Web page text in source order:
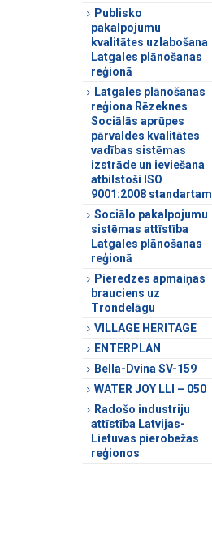
Publisko
pakalpojumu
kvalitātes uzlabošana
Latgales plānošanas
reģionā
Latgales plānošanas
reģiona Rēzeknes
Sociālās aprūpes
pārvaldes kvalitātes
vadības sistēmas
izstrāde un ieviešana
atbilstoši ISO
9001:2008 standartam
Sociālo pakalpojumu
sistēmas attīstība
Latgales plānošanas
reģionā
Pieredzes apmaiņas
brauciens uz
Trondelāgu
VILLAGE HERITAGE
ENTERPLAN
Bella-Dvina SV-159
WATER JOY LLI – 050
Radošo industriju
attīstība Latvijas-
Lietuvas pierobežas
reģionos